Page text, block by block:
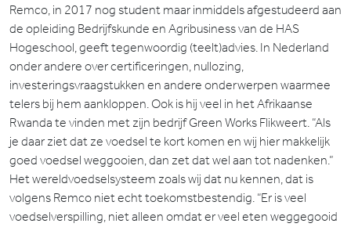
Remco, in 2017 nog student maar inmiddels afgestudeerd aan
de opleiding Bedrijfskunde en Agribusiness van de HAS
Hogeschool, geeft tegenwoordig (teelt)advies. In Nederland
onder andere over certificeringen, nullozing,
investeringsvraagstukken en andere onderwerpen waarmee
telers bij hem aankloppen. Ook is hij veel in het Afrikaanse
Rwanda te vinden met zijn bedrijf Green Works Flikweert. “Als
je daar ziet dat ze voedsel te kort komen en wij hier makkelijk
goed voedsel weggooien, dan zet dat wel aan tot nadenken.”
Het wereldvoedselsysteem zoals wij dat nu kennen, dat is
volgens Remco niet echt toekomstbestendig. “Er is veel
voedselverspilling, niet alleen omdat er veel eten weggegooid